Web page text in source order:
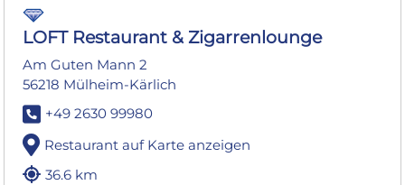
LOFT Restaurant & Zigarrenlounge
Am Guten Mann 2
56218 Mülheim-Kärlich
+49 2630 99980
Restaurant auf Karte anzeigen
36.6 km